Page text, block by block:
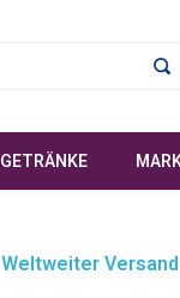
GETRÄNKE
Weltweiter Versand